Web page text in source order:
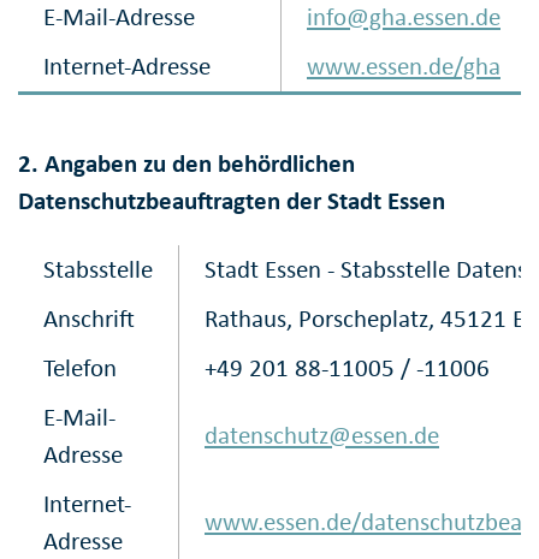
E-Mail-Adresse
info@gha.essen.de
Internet-Adresse
www.essen.de/gha
2. Angaben zu den behördlichen
Datenschutzbeauftragten der Stadt Essen
Stabsstelle
Stadt Essen - Stabsstelle
Anschrift
Rathaus, Porscheplatz, 45121
Telefon
+49 201 88-11005 / -11006
E-Mail-
Adresse
datenschutz@essen.de
Internet-
Adresse
www.essen.de/